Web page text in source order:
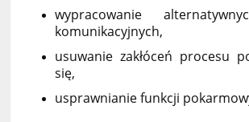
wypracowanie
komunikacyjnych,
usuwanie zakłóceń procesu
się,
usprawnianie funkcji